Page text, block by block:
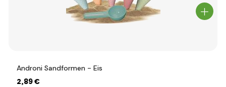
Androni Sandformen - Eis
2,89 €